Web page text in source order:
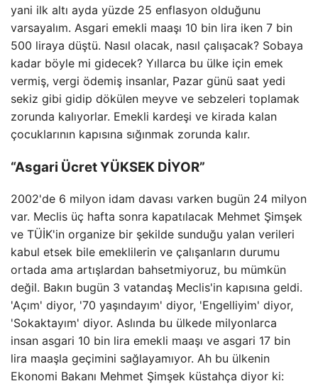
yani ilk altı ayda yüzde 25 enflasyon olduğunu
varsayalım. Asgari emekli maaşı 10 bin lira iken 7 bin
500 liraya düştü. Nasıl olacak, nasıl çalışacak? Sobaya
kadar böyle mi gidecek? Yıllarca bu ülke için emek
vermiş, vergi ödemiş insanlar, Pazar günü saat yedi
sekiz gibi gidip dökülen meyve ve sebzeleri toplamak
zorunda kalıyorlar. Emekli kardeşi ve kirada kalan
çocuklarının kapısına sığınmak zorunda kalır.
“Asgari Ücret YÜKSEK DİYOR”
2002'de 6 milyon idam davası varken bugün 24 milyon
var. Meclis üç hafta sonra kapatılacak Mehmet Şimşek
ve TÜİK'in organize bir şekilde sunduğu yalan verileri
kabul etsek bile emeklilerin ve çalışanların durumu
ortada ama artışlardan bahsetmiyoruz, bu mümkün
değil. Bakın bugün 3 vatandaş Meclis'in kapısına geldi.
'Açım' diyor, '70 yaşındayım' diyor, 'Engelliyim' diyor,
'Sokaktayım' diyor. Aslında bu ülkede milyonlarca
insan asgari 10 bin lira emekli maaşı ve asgari 17 bin
lira maaşla geçimini sağlayamıyor. Ah bu ülkenin
Ekonomi Bakanı Mehmet Şimşek küstahça diyor ki: